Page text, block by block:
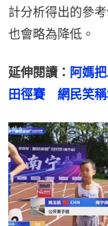
計分析得出的參
也會略為降低。
延伸閱讀： 阿媽
田徑賽　網民笑